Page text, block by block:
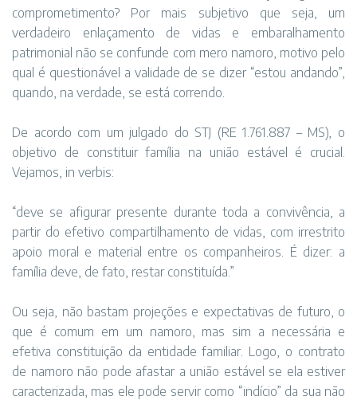
comprometimento? Por mais subjetivo que seja, um
verdadeiro enlaçamento de vidas e embaralhamento
patrimonial não se confunde com mero namoro, motivo pelo
qual é questionável a validade de se dizer “estou andando”,
quando, na verdade, se está correndo.
De acordo com um julgado do STJ (RE 1.761.887 – MS), o
objetivo de constituir família na união estável é crucial.
Vejamos, in verbis:
“deve se afigurar presente durante toda a convivência, a
partir do efetivo compartilhamento de vidas, com irrestrito
apoio moral e material entre os companheiros. É dizer: a
família deve, de fato, restar constituída.”
Ou seja, não bastam projeções e expectativas de futuro, o
que é comum em um namoro, mas sim a necessária e
efetiva constituição da entidade familiar. Logo, o contrato
de namoro não pode afastar a união estável se ela estiver
caracterizada, mas ele pode servir como “indício” da sua não